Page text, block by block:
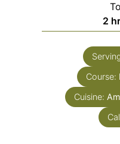
2
Course:
Cuisine: